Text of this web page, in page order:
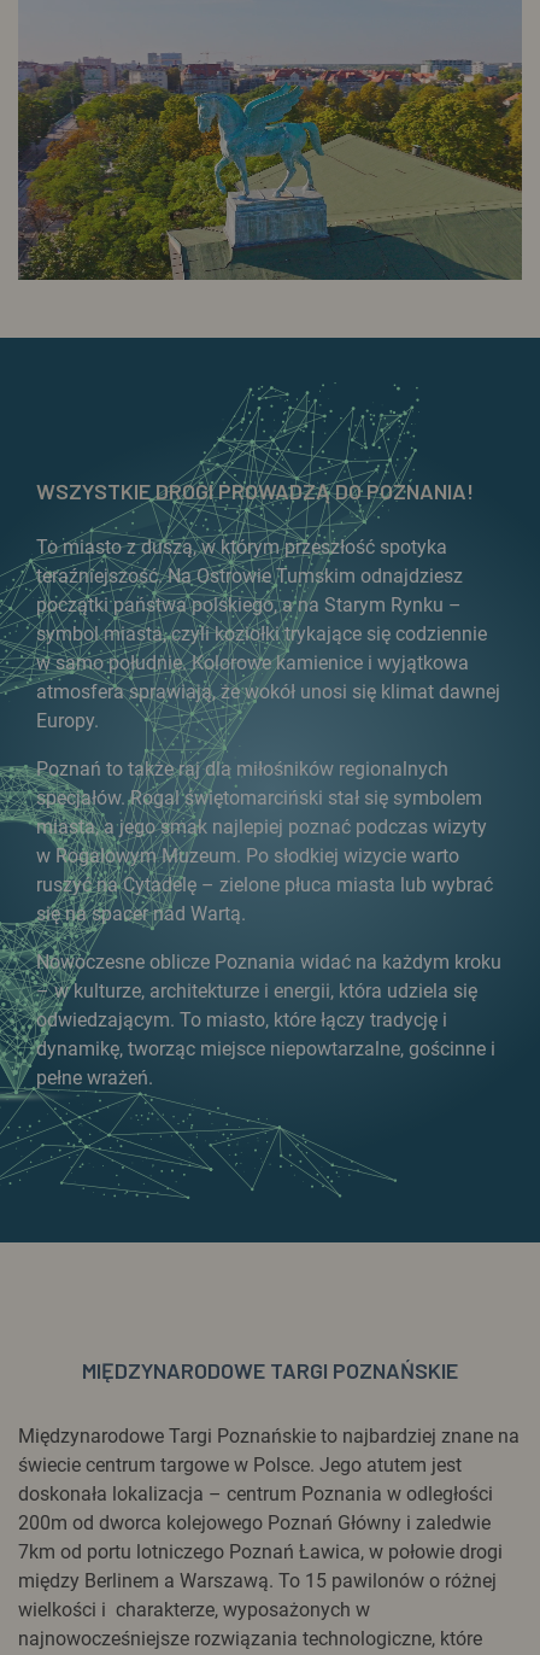
WSZYSTKIE DROGI PROWADZĄ DO POZNANIA!
To miasto z duszą, w którym przeszłość spotyka
teraźniejszość. Na Ostrowie Tumskim odnajdziesz
początki państwa polskiego, a na Starym Rynku –
symbol miasta, czyli koziołki trykające się codziennie
w samo południe. Kolorowe kamienice i wyjątkowa
atmosfera sprawiają, że wokół unosi się klimat dawnej
Europy.
Poznań to także raj dla miłośników regionalnych
specjałów. Rogal świętomarciński stał się symbolem
miasta, a jego smak najlepiej poznać podczas wizyty
w Rogalowym Muzeum. Po słodkiej wizycie warto
ruszyć na Cytadelę – zielone płuca miasta lub wybrać
się na spacer nad Wartą.
Nowoczesne oblicze Poznania widać na każdym kroku
– w kulturze, architekturze i energii, która udziela się
odwiedzającym. To miasto, które łączy tradycję i
dynamikę, tworząc miejsce niepowtarzalne, gościnne i
pełne wrażeń.
MIĘDZYNARODOWE TARGI POZNAŃSKIE
Międzynarodowe Targi Poznańskie to najbardziej znane na
świecie centrum targowe w Polsce. Jego atutem jest
doskonała lokalizacja – centrum Poznania w odległości
200m od dworca kolejowego Poznań Główny i zaledwie
7km od portu lotniczego Poznań Ławica, w połowie drogi
między Berlinem a Warszawą. To 15 pawilonów o różnej
wielkości i charakterze, wyposażonych w
najnowocześniejsze rozwiązania technologiczne, które